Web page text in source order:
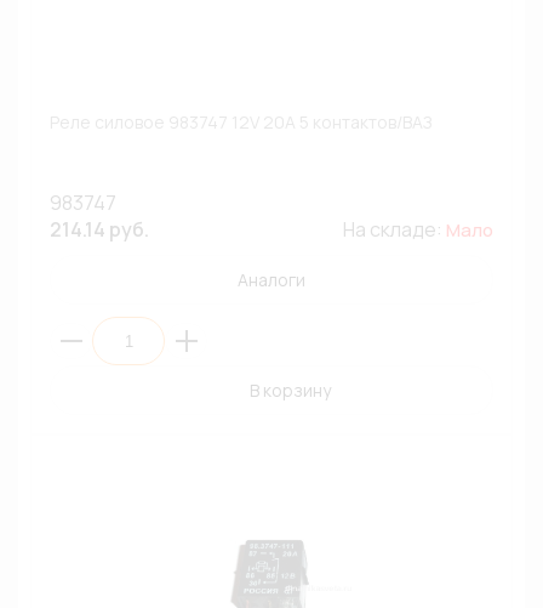
983747
214.14 руб.
На складе: Мало
Аналоги
В корзину